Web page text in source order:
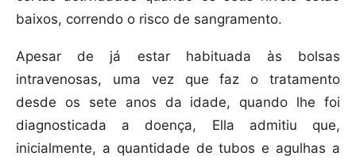
baixos, correndo o risco de sangramento.
Apesar de já estar habituada às bolsas
intravenosas, uma vez que faz o tratamento
desde os sete anos da idade, quando lhe foi
diagnosticada a doença, Ella admitiu que,
inicialmente, a quantidade de tubos e agulhas a